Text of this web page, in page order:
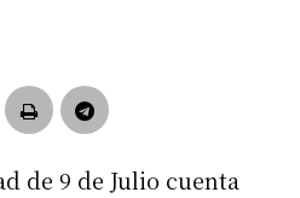
de 9 de Julio cuenta